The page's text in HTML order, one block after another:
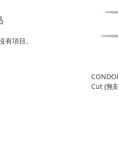
Cut (無
有項目。